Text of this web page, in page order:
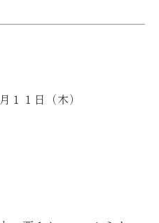
１１日（木）